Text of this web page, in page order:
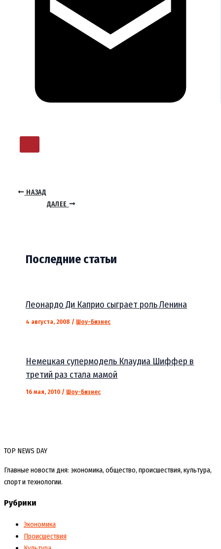
НАЗАД
ДАЛЕЕ
Последние статьи
Леонардо Ди Каприо сыграет роль Ленина
4 августа, 2008 / Шоу-Бизнес
Немецкая супермодель Клаудиа Шиффер в
третий раз стала мамой
16 мая, 2010 / Шоу-Бизнес
TOP NEWS DAY
Главные новости дня: экономика, общество, происшествия, культура,
спорт и технологии.
Рубрики
Экономика
Происшествия